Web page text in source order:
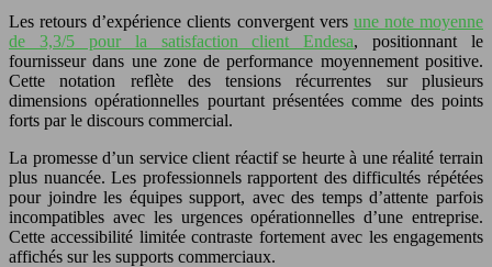
Les retours d’expérience clients convergent vers une note moyenne
de 3,3/5 pour la satisfaction client Endesa, positionnant le
fournisseur dans une zone de performance moyennement positive.
Cette notation reflète des tensions récurrentes sur plusieurs
dimensions opérationnelles pourtant présentées comme des points
forts par le discours commercial.
La promesse d’un service client réactif se heurte à une réalité terrain
plus nuancée. Les professionnels rapportent des difficultés répétées
pour joindre les équipes support, avec des temps d’attente parfois
incompatibles avec les urgences opérationnelles d’une entreprise.
Cette accessibilité limitée contraste fortement avec les engagements
affichés sur les supports commerciaux.